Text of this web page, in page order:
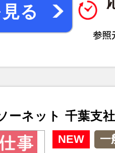
る
ーネット 千葉支社
NEW 一